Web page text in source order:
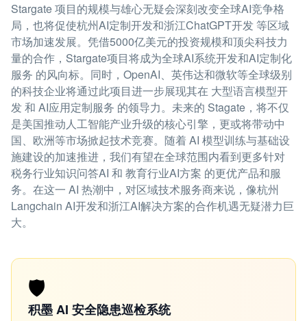
Stargate 项目的规模与雄心无疑会深刻改变全球AI竞争格
局，也将促使杭州AI定制开发和浙江ChatGPT开发 等区域
市场加速发展。凭借5000亿美元的投资规模和顶尖科技力
量的合作，Stargate项目将成为全球AI系统开发和AI定制化
服务 的风向标。同时，OpenAI、英伟达和微软等全球级别
的科技企业将通过此项目进一步展现其在 大型语言模型开
发 和 AI应用定制服务 的领导力。未来的 Stagate，将不仅
是美国推动人工智能产业升级的核心引擎，更或将带动中
国、欧洲等市场掀起技术竞赛。随着 AI 模型训练与基础设
施建设的加速推进，我们有望在全球范围内看到更多针对
税务行业知识问答AI 和 教育行业AI方案 的更优产品和服
务。在这一 AI 热潮中，对区域技术服务商来说，像杭州
Langchain AI开发和浙江AI解决方案的合作机遇无疑潜力巨
大。
🛡️
积墨 AI 安全隐患巡检系统